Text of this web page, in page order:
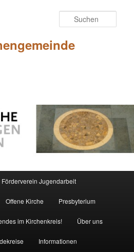
Förderverein Jugendarbeit
Offene Kirche Presbyterium
im Kirchenkreis! Über uns
Informationen